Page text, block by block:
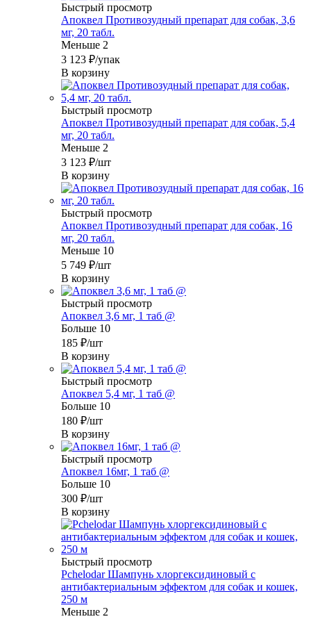
Быстрый просмотр
Апоквел Противозудный препарат для собак, 3,6
мг, 20 табл.
Меньше 2
3 123 ₽/упак
В корзину
Быстрый просмотр
Апоквел Противозудный препарат для собак, 5,4
мг, 20 табл.
Меньше 2
3 123 ₽/шт
В корзину
Быстрый просмотр
Апоквел Противозудный препарат для собак, 16
мг, 20 табл.
Меньше 10
5 749 ₽/шт
В корзину
Быстрый просмотр
Апоквел 3,6 мг, 1 таб @
Больше 10
185 ₽/шт
В корзину
Быстрый просмотр
Апоквел 5,4 мг, 1 таб @
Больше 10
180 ₽/шт
В корзину
Быстрый просмотр
Апоквел 16мг, 1 таб @
Больше 10
300 ₽/шт
В корзину
Быстрый просмотр
Pchelodar Шампунь хлоргексидиновый с
антибактериальным эффектом для собак и кошек,
250 м
Меньше 2